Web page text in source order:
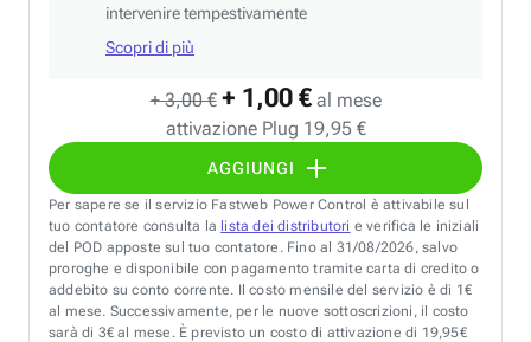
+ 3,00 € + 1,00 € al mese
attivazione Plug 19,95 €
AGGIUNGI
intervenire tempestivamente
Scopri di più
Per sapere se il servizio Fastweb Power Control è attivabile sul
tuo contatore consulta la lista dei distributori e verifica le iniziali
del POD apposte sul tuo contatore. Fino al 31/08/2026, salvo
proroghe e disponibile con pagamento tramite carta di credito o
addebito su conto corrente. Il costo mensile del servizio è di 1€
al mese. Successivamente, per le nuove sottoscrizioni, il costo
sarà di 3€ al mese. È previsto un costo di attivazione di 19,95€